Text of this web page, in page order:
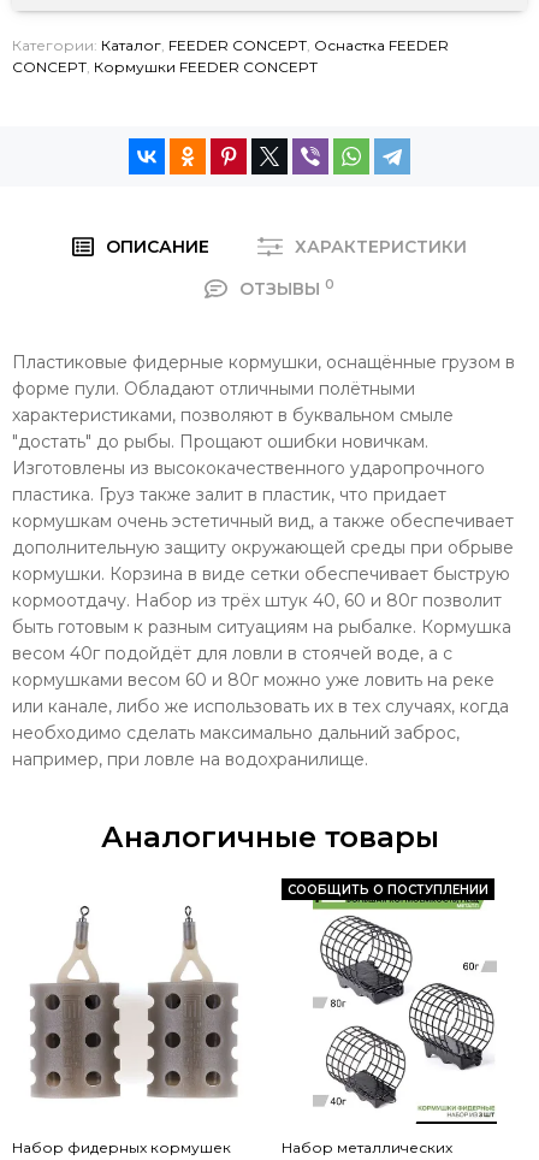
Категории: Каталог, FEEDER CONCEPT, Оснастка FEEDER
CONCEPT, Кормушки FEEDER CONCEPT
ОПИСАНИЕ
ХАРАКТЕРИСТИКИ
ОТЗЫВЫ 0
Пластиковые фидерные кормушки, оснащённые грузом в
форме пули. Обладают отличными полётными
характеристиками, позволяют в буквальном смыле
"достать" до рыбы. Прощают ошибки новичкам.
Изготовлены из высококачественного ударопрочного
пластика. Груз также залит в пластик, что придает
кормушкам очень эстетичный вид, а также обеспечивает
дополнительную защиту окружающей среды при обрыве
кормушки. Корзина в виде сетки обеспечивает быструю
кормоотдачу. Набор из трёх штук 40, 60 и 80г позволит
быть готовым к разным ситуациям на рыбалке. Кормушка
весом 40г подойдёт для ловли в стоячей воде, а с
кормушками весом 60 и 80г можно уже ловить на реке
или канале, либо же использовать их в тех случаях, когда
необходимо сделать максимально дальний заброс,
например, при ловле на водохранилище.
Аналогичные товары
Набор фидерных кормушек
СООБЩИТЬ О ПОСТУПЛЕНИИ
Набор металлических